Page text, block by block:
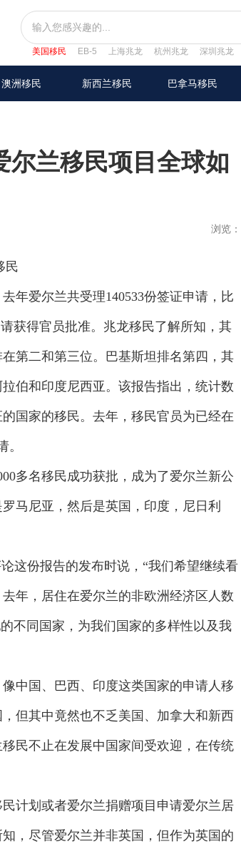
美国移民 EB-5 上海兆龙 杭州兆龙 深圳兆龙
澳洲移民 新西兰移民 巴拿马移民
尔兰移民项目全球如
浏览：
爱尔兰共受理140533份签证申请，比
获得官员批准。兆龙移民了解所知，其
第二和第三位。巴基斯坦排名第四，其
伯和印度尼西亚。该报告指出，统计数
国家的移民。去年，移民官员为已经在
。
多名移民成功获批，成为了爱尔兰新公
马尼亚，然后是英国，印度，尼日利
这份报告的发布时说，“我们希望继续看
年，居住在爱尔兰的非欧洲经济区人数
不同国家，为我们国家的多样性以及我
国、巴西、印度这类国家的申请人移
但其中竟然也不乏美国、加拿大和新西
民不止在发展中国家间受欢迎，在传统
划或者爱尔兰捐赠项目申请爱尔兰居
，尽管爱尔兰并非英国，但作为英国的